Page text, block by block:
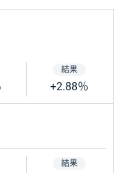
+2.88％